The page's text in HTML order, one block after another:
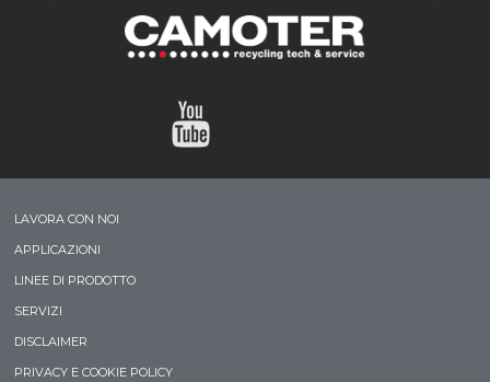
LAVORA CON NOI
APPLICAZIONI
LINEE DI PRODOTTO
SERVIZI
DISCLAIMER
PRIVACY E COOKIE POLICY